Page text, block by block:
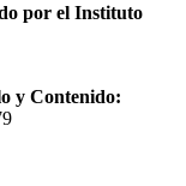
por el Instituto
y Contenido: